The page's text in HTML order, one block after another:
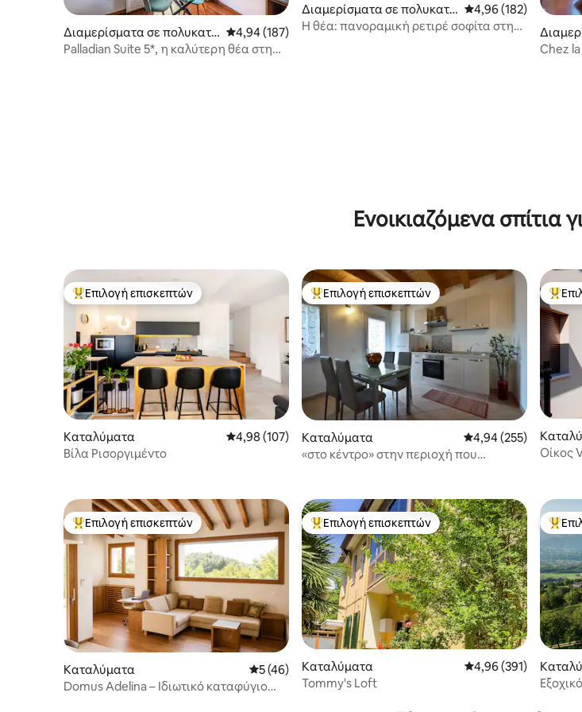
Διαμερίσματα σε πολυκατο
ικία
Μέση βαθμολογία: 4,94 στα 5, 187 κριτικές
4,94 (187)
Palladian Suite 5*, η καλύτερη θέα στη
Διαμερίσματα σε πολυκατο
ικία
Μέση βαθμολογία:
4,96 (182)
Η θέα: πανοραμική ρετιρέ σοφίτα στην
κία
Chez la
Ενοικιαζόμενα σπίτια
Κορυφαία επιλογή επισκεπτών
Επιλογή επισκεπτών
Καταλύματα Μέση βαθμολογία: 4,98 στα 5, 107 κριτικές
4,98 (107)
Βίλα Ρισοργιμέντο
Κορυφαία επιλογή επισκεπτών
Επιλογή επισκεπτών
Καταλύματα Μέση βαθμολογία:
4,94 (255)
«στο κέντρο» στην περιοχή που
Οίκος
Κορυφαία επιλογή επισκεπτών
Επιλογή επισκεπτών
Καταλύματα Μέση βαθμολογία: 5 στα 5, 46 κριτικές
5 (46)
Domus Adelina – Ιδιωτικό καταφύγιο
Κορυφαία επιλογή επισκεπτών
Επιλογή επισκεπτών
Καταλύματα Μέση βαθμολογία:
4,96 (391)
Tommy's Loft